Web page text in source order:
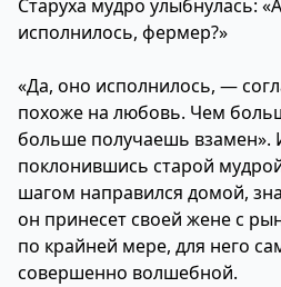
Старуха мудро улыбнулась:
исполнилось, фермер?»
«Да, оно исполнилось, —
похоже на любовь. Чем
больше получаешь взамен».
поклонившись старой
шагом направился домой,
он принесет своей жене с
по крайней мере, для него
совершенно волшебной.